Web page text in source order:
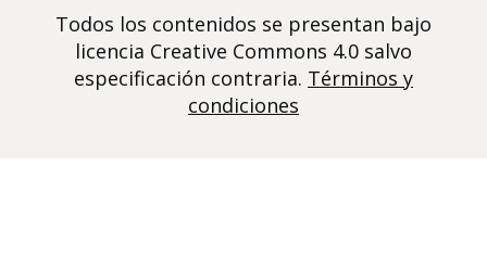
Todos los contenidos se presentan bajo
licencia Creative Commons 4.0 salvo
especificación contraria. Términos y
condiciones